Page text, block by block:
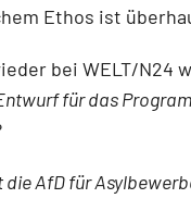
Ethos ist
bei WELT/N24
für das
die AfD für